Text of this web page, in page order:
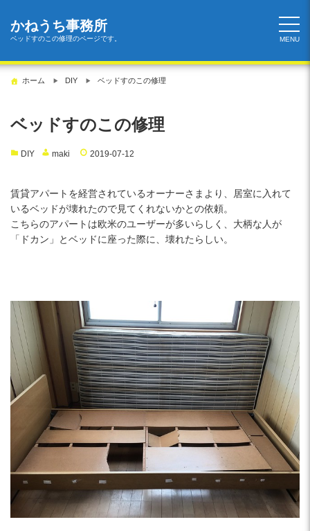
ツ
かねうち事務所
ベッドすのこの修理のページです。 MENU
ホーム DIY ベッドすのこの修理
ベッドすのこの修理
DIY maki 2019-07-12
賃貸アパートを経営されているオーナーさまより、居室に入れて
いるベッドが壊れたので見てくれないかとの依頼。
こちらのアパートは欧米のユーザーが多いらしく、大柄な人が
「ドカン」とベッドに座った際に、壊れたらしい。